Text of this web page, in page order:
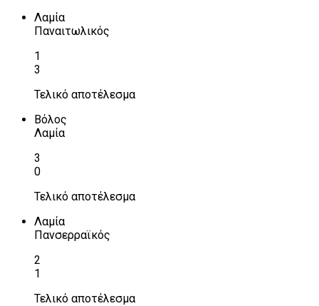
Λαμία
Παναιτωλικός
1
3
Τελικό αποτέλεσμα
Βόλος
Λαμία
3
0
Τελικό αποτέλεσμα
Λαμία
Πανσερραϊκός
2
1
Τελικό αποτέλεσμα